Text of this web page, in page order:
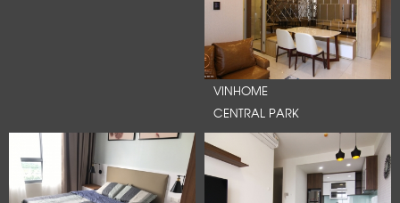
VINHOME
CENTRAL PARK